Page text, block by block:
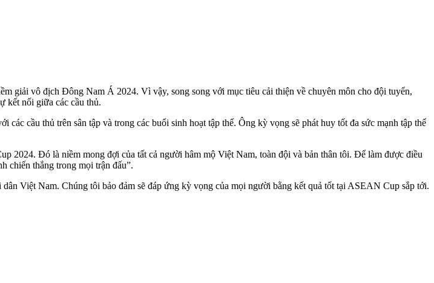
giải vô địch Đông Nam Á 2024. Vì vậy, song song với mục tiêu cải thiện về chuyên môn cho đội tuyển,
kết nối giữa các cầu thủ.
cầu thủ trên sân tập và trong các buổi sinh hoạt tập thể. Ông kỳ vọng sẽ phát huy tốt đa sức mạnh tập thể
2024. Đó là niềm mong đợi của tất cả người hâm mộ Việt Nam, toàn đội và bản thân tôi. Để làm được điều
chiến thắng trong mọi trận đấu”.
Việt Nam. Chúng tôi bảo đảm sẽ đáp ứng kỳ vọng của mọi người bằng kết quả tốt tại ASEAN Cup sắp tới.